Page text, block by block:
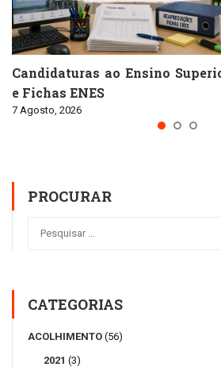
Candidaturas ao Ensino
e Fichas ENES
7 Agosto, 2026
PROCURAR
CATEGORIAS
ACOLHIMENTO (56)
2021 (3)